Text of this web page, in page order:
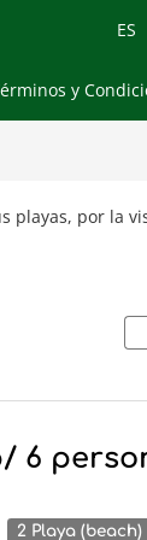
ES
y
por la
6
2 Playa (beach)